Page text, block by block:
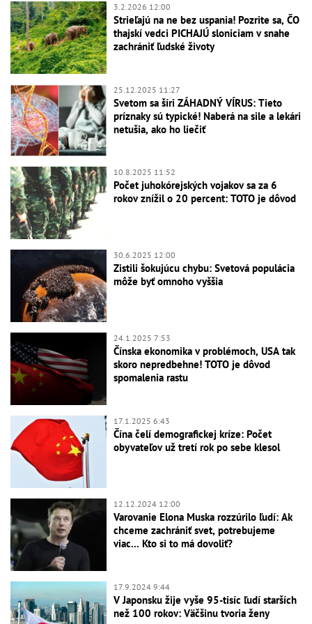
3.2.2026 12:00
Strieľajú na ne bez uspania! Pozrite sa, ČO
thajskí vedci PICHAJÚ sloniciam v snahe
zachrániť ľudské životy
25.12.2025 11:27
Svetom sa šíri ZÁHADNÝ VÍRUS: Tieto
príznaky sú typické! Naberá na sile a lekári
netušia, ako ho liečiť
10.8.2025 11:52
Počet juhokórejských vojakov sa za 6
rokov znížil o 20 percent: TOTO je dôvod
30.6.2025 12:00
Zistili šokujúcu chybu: Svetová populácia
môže byť omnoho vyššia
24.1.2025 7:53
Čínska ekonomika v problémoch, USA tak
skoro nepredbehne! TOTO je dôvod
spomalenia rastu
17.1.2025 6:43
Čína čelí demografickej kríze: Počet
obyvateľov už tretí rok po sebe klesol
12.12.2024 12:00
Varovanie Elona Muska rozzúrilo ľudí: Ak
chceme zachrániť svet, potrebujeme
viac... Kto si to má dovoliť?
17.9.2024 9:44
V Japonsku žije vyše 95-tisíc ľudí starších
než 100 rokov: Väčšinu tvoria ženy